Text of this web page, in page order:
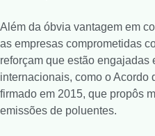
Além da óbvia vantagem em
as empresas comprometidas
reforçam que estão engajadas
internacionais, como o Acordo
firmado em 2015, que propôs
emissões de poluentes.